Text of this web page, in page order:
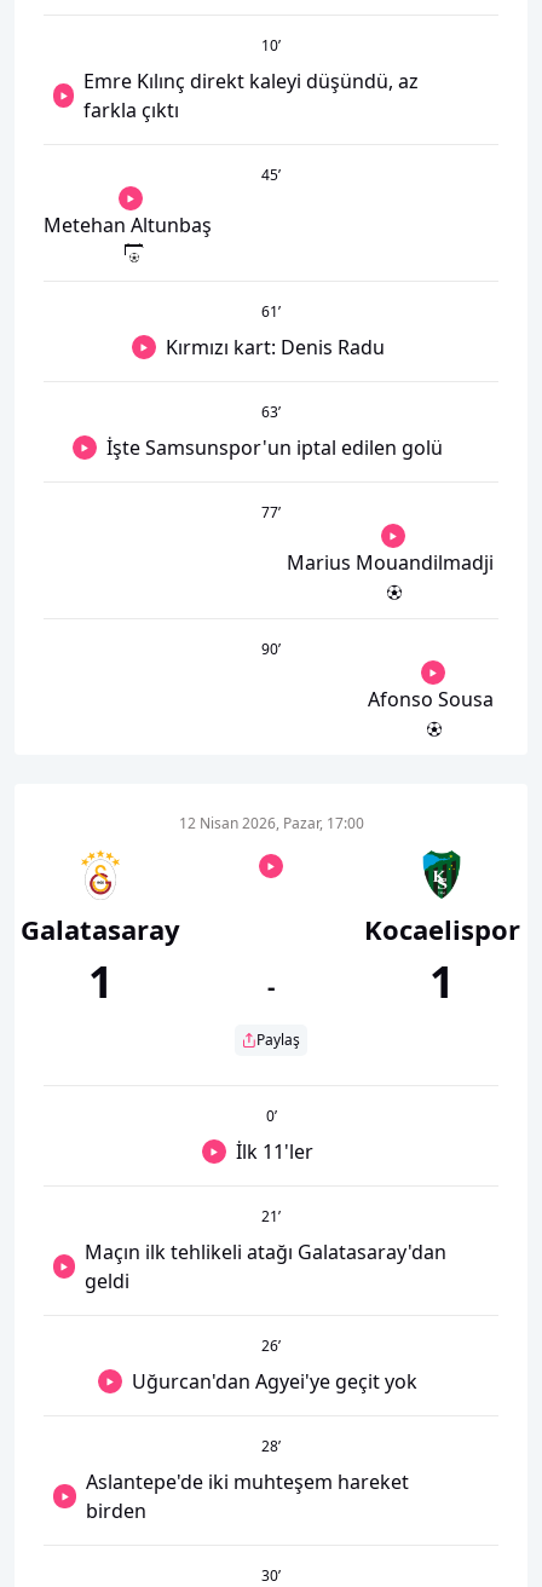
10’
Emre Kılınç direkt kaleyi düşündü, az
farkla çıktı
45’
Metehan Altunbaş
61’
Kırmızı kart: Denis Radu
63’
İşte Samsunspor'un iptal edilen golü
77’
Marius Mouandilmadji
90’
Afonso Sousa
Galatasaray
1
12 Nisan 2026, Pazar, 17:00
-
Paylaş
Kocaelispor
1
0’
İlk 11'ler
21’
Maçın ilk tehlikeli atağı Galatasaray'dan
geldi
26’
Uğurcan'dan Agyei'ye geçit yok
28’
Aslantepe'de iki muhteşem hareket
birden
30’